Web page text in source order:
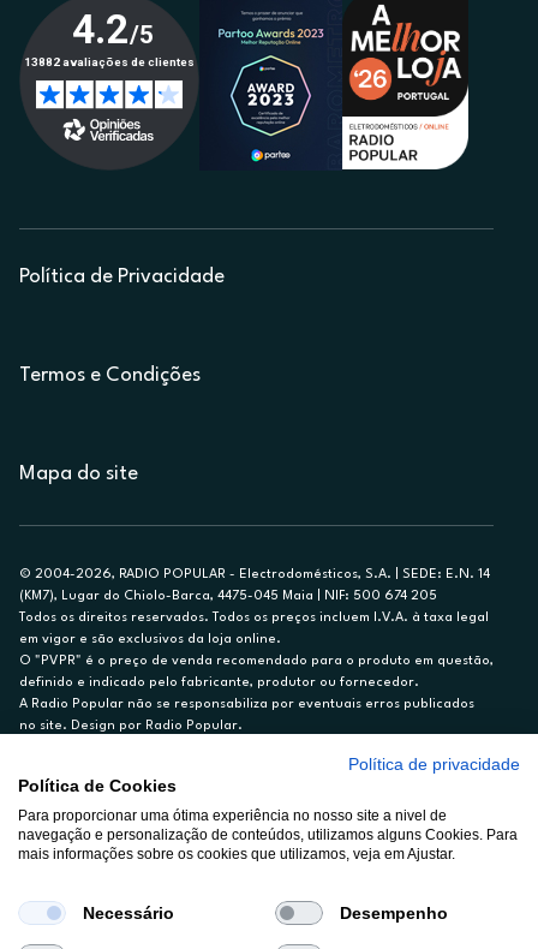
Política de Privacidade
Termos e Condições
Mapa do site
© 2004-2026, RADIO POPULAR - Electrodomésticos, S.A. | SEDE: E.N. 14
(KM7), Lugar do Chiolo-Barca, 4475-045 Maia | NIF: 500 674 205
Todos os direitos reservados. Todos os preços incluem I.V.A. à taxa legal
em vigor e são exclusivos da loja online.
O "PVPR" é o preço de venda recomendado para o produto em questão,
definido e indicado pelo fabricante, produtor ou fornecedor.
A Radio Popular não se responsabiliza por eventuais erros publicados
no site. Design por Radio Popular.
Ex. para limite de crédito de €1.500, reembolsado em 12 meses, TAN
14,79%.
Crédito sujeito a aprovação pelo Cetelem, marca BNP Paribas Personal
Finance, S.A., Sucursal em Portugal. Informe-se no 21 721 90 00 (dias
A Rádio Popular – Eletrodomésticos S.A. (Registo BdP848) atua como
intermediário de crédito a título acessório e com exclusividade (registo
BdP 2314.)
Política de privacidade
Política de Cookies
Para proporcionar uma ótima experiência no nosso site a nivel de
navegação e personalização de conteúdos, utilizamos alguns Cookies. Para
mais informações sobre os cookies que utilizamos, veja em Ajustar.
Necessário Desempenho